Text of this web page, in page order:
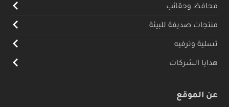
محافظ وحقائب
منتجات صديقة للبيئة
تسلية وترفيه
هدايا الشركات
عن الموقع